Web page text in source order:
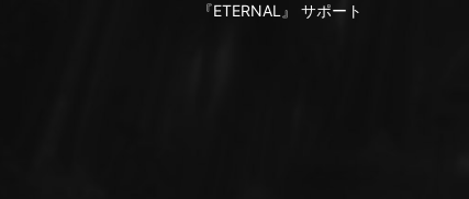
『ETERNAL』 サポート